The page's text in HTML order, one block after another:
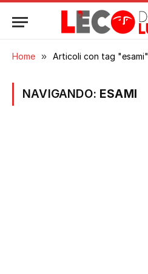
Home » Articoli con tag "esami"
NAVIGANDO: ESAMI